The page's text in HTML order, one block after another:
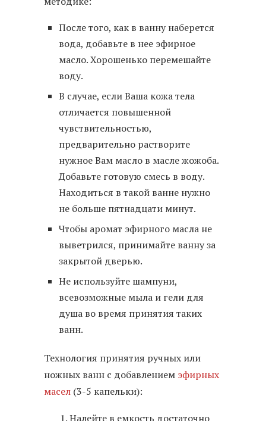
После того, как в ванну наберется
вода, добавьте в нее эфирное
масло. Хорошенько перемешайте
воду.
В случае, если Ваша кожа тела
отличается повышенной
чувствительностью,
предварительно растворите
нужное Вам масло в масле жожоба.
Добавьте готовую смесь в воду.
Находиться в такой ванне нужно
не больше пятнадцати минут.
Чтобы аромат эфирного масла не
выветрился, принимайте ванну за
закрытой дверью.
Не используйте шампуни,
всевозможные мыла и гели для
душа во время принятия таких
ванн.
Технология принятия ручных или
ножных ванн с добавлением эфирных
масел (3-5 капельки):
Налейте в емкость достаточно